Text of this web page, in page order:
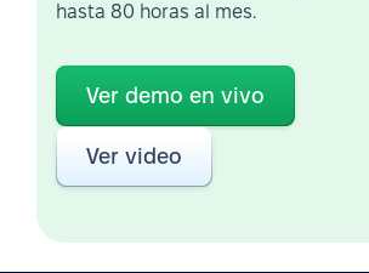
hasta 80 horas al mes.
Ver demo en vivo
Ver video